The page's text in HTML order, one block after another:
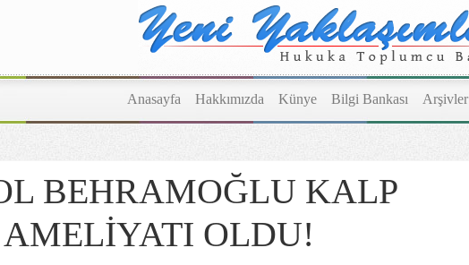
Anasayfa Hakkımızda Künye Bilgi Bankası Arşivler
BEHRAMOĞLU KALP
AMELİYATI OLDU!